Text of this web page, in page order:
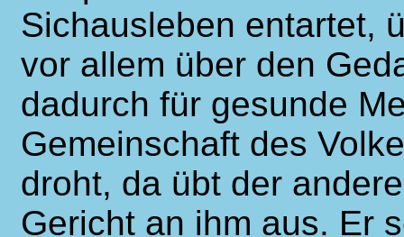
Sichausleben entartet,
vor allem über den
dadurch für gesunde
Gemeinschaft des
droht, da übt der
Gericht an ihm aus. Er